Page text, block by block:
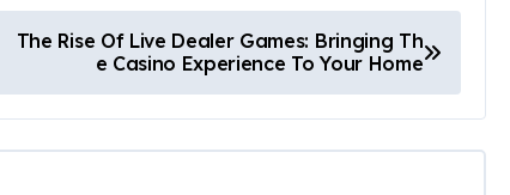
The Rise Of Live Dealer Games: Bringing Th
e Casino Experience To Your Home